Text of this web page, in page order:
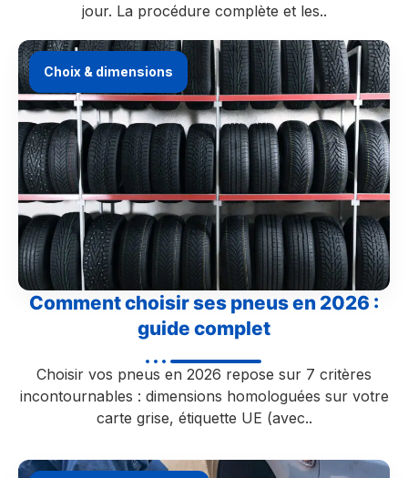
jour. La procédure complète et les..
Choix & dimensions
Comment choisir ses pneus en 2026 :
guide complet
Choisir vos pneus en 2026 repose sur 7 critères
incontournables : dimensions homologuées sur votre
carte grise, étiquette UE (avec..